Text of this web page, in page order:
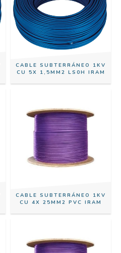
CABLE SUBTERRÁNEO 1KV
CU 5X 1,5MM2 LS0H IRAM
CABLE SUBTERRÁNEO 1KV
CU 4X 25MM2 PVC IRAM